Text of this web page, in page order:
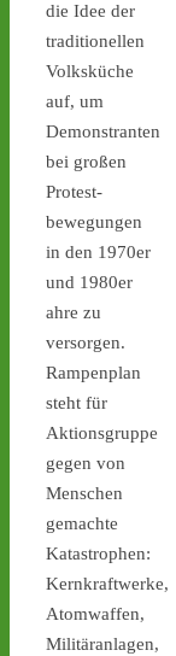
die Idee der
traditionellen
Volksküche
auf, um
Demonstranten
bei großen
Protest-
bewegungen
in den 1970er
und 1980er
ahre zu
versorgen.
Rampenplan
steht für
Aktionsgruppe
gegen von
Menschen
gemachte
Katastrophen:
Kernkraftwerke,
Atomwaffen,
Militäranlagen,